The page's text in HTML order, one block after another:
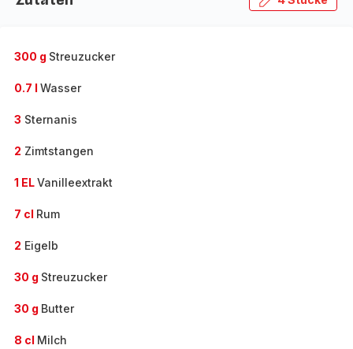
300 g Streuzucker
0.7 l Wasser
3 Sternanis
2 Zimtstangen
1 ELVanilleextrakt
7 cl Rum
2 Eigelb
30 g Streuzucker
30 g Butter
8 cl Milch